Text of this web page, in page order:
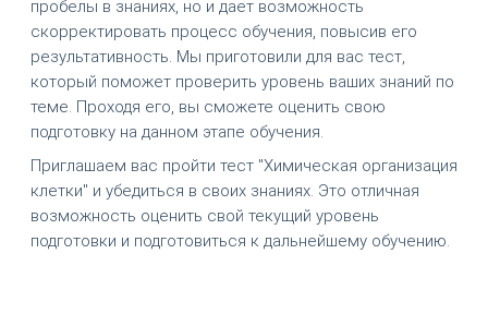
пробелы в знаниях, но и дает возможность
скорректировать процесс обучения, повысив его
результативность. Мы приготовили для вас тест,
который поможет проверить уровень ваших знаний по
теме. Проходя его, вы сможете оценить свою
подготовку на данном этапе обучения.
Приглашаем вас пройти тест "Химическая организация
клетки" и убедиться в своих знаниях. Это отличная
возможность оценить свой текущий уровень
подготовки и подготовиться к дальнейшему обучению.